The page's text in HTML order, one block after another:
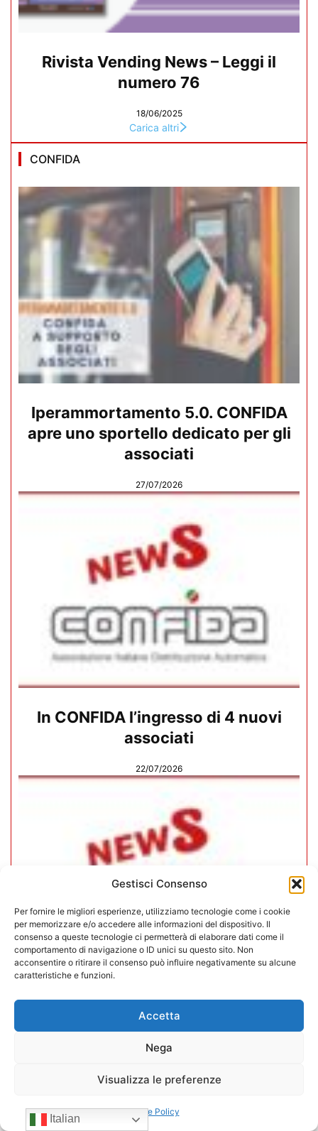
Gestisci Consenso
Per fornire le migliori esperienze, utilizziamo tecnologie come i cookie
per memorizzare e/o accedere alle informazioni del dispositivo. Il
consenso a queste tecnologie ci permetterà di elaborare dati come il
comportamento di navigazione o ID unici su questo sito. Non
acconsentire o ritirare il consenso può influire negativamente su alcune
caratteristiche e funzioni.
Accetta
Nega
Visualizza le preferenze
Cookie Policy
Rivista Vending News – Leggi il
numero 76
18/06/2025
Carica altri
CONFIDA
Iperammortamento 5.0. CONFIDA
apre uno sportello dedicato per gli
associati
27/07/2026
In CONFIDA l’ingresso di 4 nuovi
associati
22/07/2026
CONFIDA Servizi srl presenta il
nuovo Consiglio di Amministrazione
17/07/2026
Italian